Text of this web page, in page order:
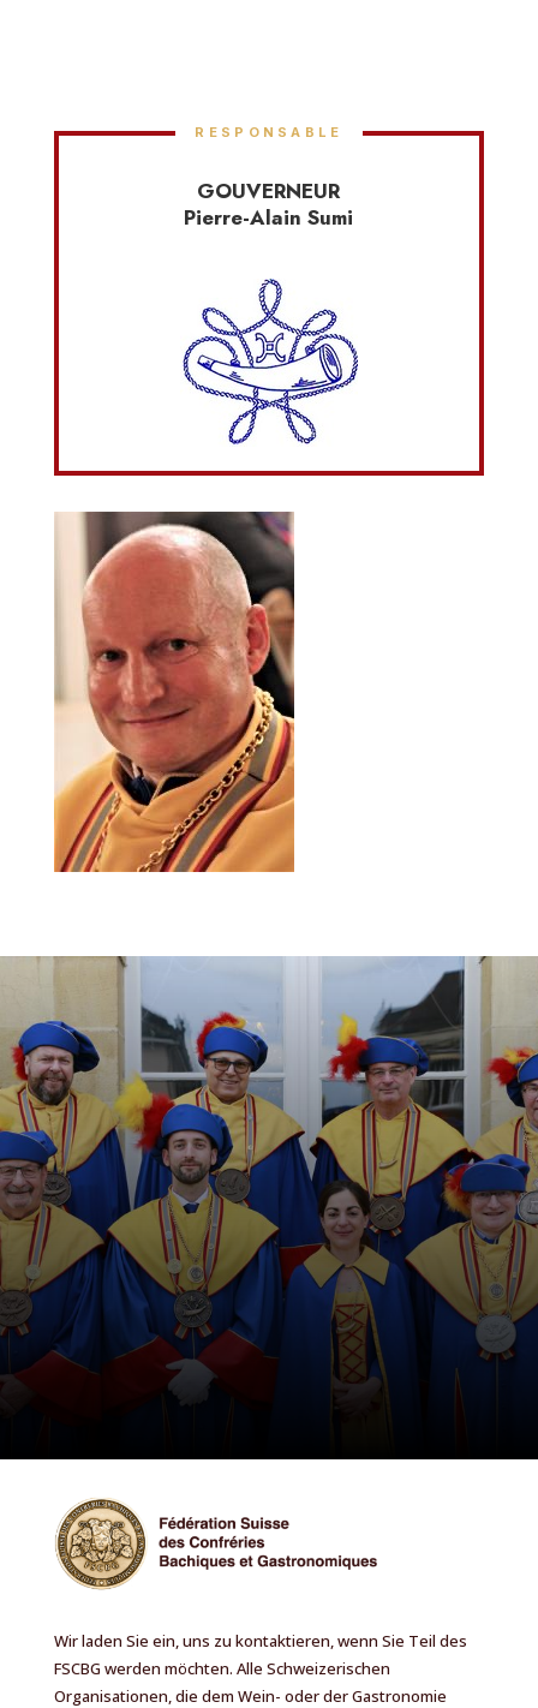
RESPONSABLE
GOUVERNEUR
Pierre-Alain Sumi
Wir laden Sie ein, uns zu kontaktieren, wenn Sie Teil des
FSCBG werden möchten. Alle Schweizerischen
Organisationen, die dem Wein- oder der Gastronomie